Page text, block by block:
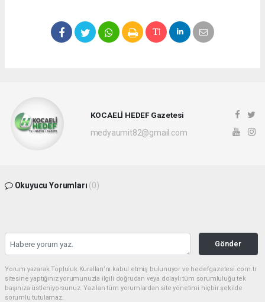
KOCAELİ HEDEF Gazetesi
medyaumit82@gmail.com
Okuyucu Yorumları (0)
Gönder
Yorum yazarak Topluluk Kuralları’nı kabul etmiş bulunuyor ve hedefgazetesi.com.tr
sitesine yaptığınız yorumunuzla ilgili doğrudan veya dolaylı tüm sorumluluğu tek
başınıza üstleniyorsunuz. Yazılan tüm yorumlardan site yönetimi hiçbir şekilde
sorumlu tutulamaz.